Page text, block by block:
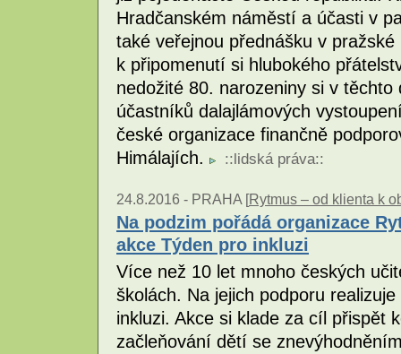
Hradčanském náměstí a účasti v
také veřejnou přednášku v
k připomenutí si hlubokého
nedožité 80. narozeniny si v
účastníků dalajlámových
české organizace finančně
Himálajích.
::lidská práva::
24.8.2016 - PRAHA [Rytmus – od klienta k
Na podzim pořádá organizace
akce Týden pro inkluzi
Více než 10 let mnoho českých
školách. Na jejich podporu
inkluzi. Akce si klade za cíl přispět
začleňování dětí se